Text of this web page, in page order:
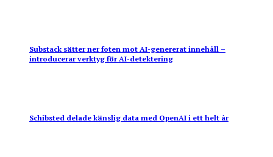
Substack sätter ner foten mot AI-genererat innehåll –
introducerar verktyg för AI-detektering
Schibsted delade känslig data med OpenAI i ett helt år